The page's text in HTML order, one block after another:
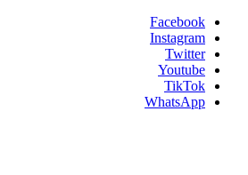
Skip
content
Facebook
Instagram
Twitter
Youtube
TikTok
WhatsApp